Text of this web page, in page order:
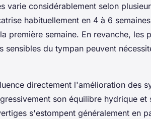
varie considérablement selon
habituellement en 4 à 6
première semaine. En revanche, les
du tympan peuvent
directement l'amélioration des
son équilibre hydrique et
s'estompent généralement en